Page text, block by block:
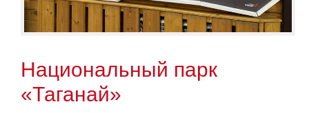
Национальный парк
«Таганай»